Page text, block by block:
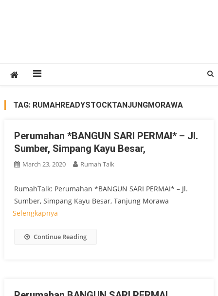
TAG: RUMAHREADYSTOCKTANJUNGMORAWA
Perumahan *BANGUN SARI PERMAI* – Jl.
Sumber, Simpang Kayu Besar,
March 23, 2020 Rumah Talk
RumahTalk: Perumahan *BANGUN SARI PERMAI* – Jl.
Sumber, Simpang Kayu Besar, Tanjung Morawa
Selengkapnya
Continue Reading